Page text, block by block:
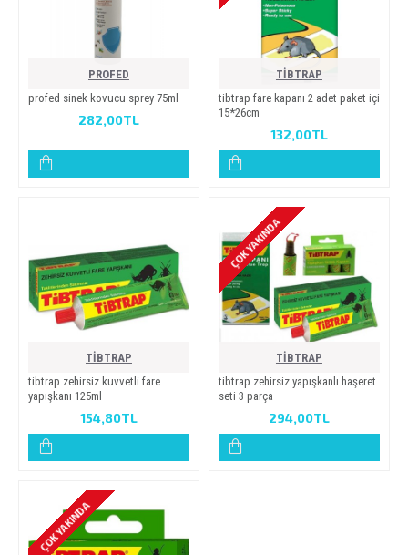
PROFED
profed si̇nek kovucu sprey 75ml
282,00TL
TİBTRAP
ti̇btrap fare kapani 2 adet paket i̇çi̇
15*26cm
132,00TL
TİBTRAP
ti̇btrap zehi̇rsi̇z kuvvetli̇ fare
yapişkani 125ml
154,80TL
ÇOK YAKINDA
TİBTRAP
ti̇btrap zehi̇rsi̇z yapişkanli haşeret
seti̇ 3 parça
294,00TL
ÇOK YAKINDA